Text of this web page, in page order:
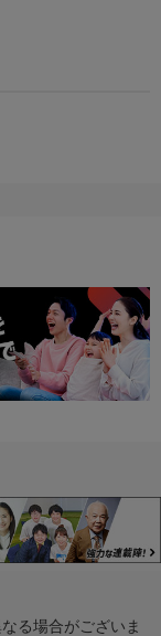
る場合がございま